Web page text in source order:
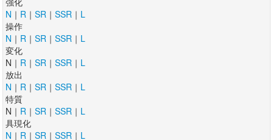
N ｜ R ｜ SR ｜ SSR ｜ L
操作
N ｜ R ｜ SR ｜ SSR ｜ L
変化
N｜ R ｜ SR ｜ SSR ｜ L
放出
N ｜ R ｜ SR ｜ SSR ｜ L
特質
N｜ R ｜ SR ｜ SSR ｜ L
具現化
N ｜ R ｜ SR ｜ SSR ｜ L